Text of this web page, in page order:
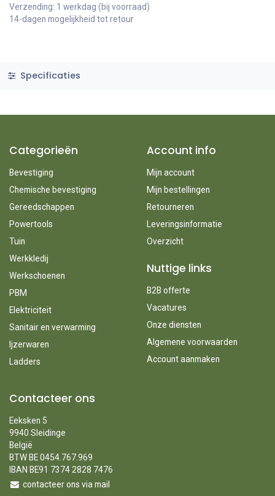
Verzending: 1 werkdag (bij voorraad)
14-dagen mogelijkheid tot retour
Specificaties
Categorieën
Bevestiging
Chemische bevestiging
Gereedschappen
Powertools
Tuin
Werkkledij
Werkschoenen
PBM
Elektriciteit
Sanitair en verwarming
Ijzerwaren
Ladders
Account info
Mijn account
Mijn bestellingen
Retourneren
Leveringsinformatie
Overzicht
Nuttige links
B2B offerte
Vacatures
Onze diensten
Algemene voorwaarden
Account aanmaken
Contacteer ons
Eeksken 5
9940 Sleidinge
België
BTW BE 0454.767.969
IBAN BE91 7374 2828 7476
contacteer ons via mail